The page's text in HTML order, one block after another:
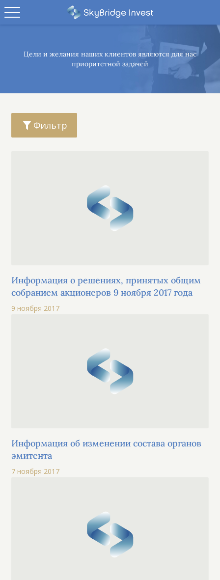
Цели и желания наших клиентов являются для нас
приоритетной задачей
Фильтр
Информация о решениях, принятых общим
собранием акционеров 9 ноября 2017 года
9 ноября 2017
Информация об изменении состава органов
эмитента
7 ноября 2017